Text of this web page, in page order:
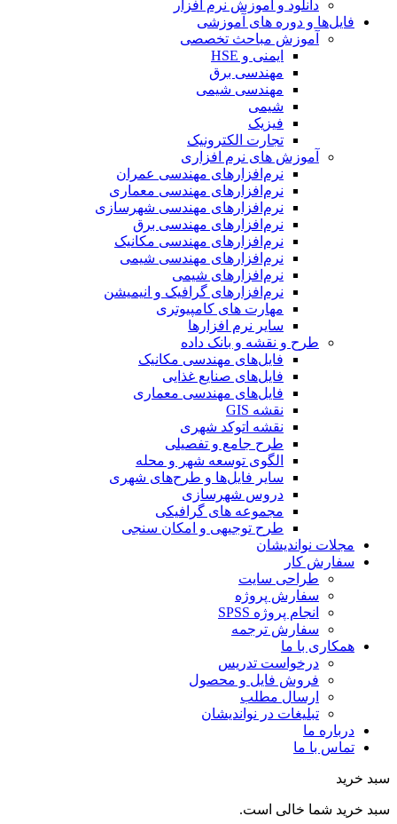
دانلود و آموزش نرم افزار
فایل‌ها و دوره های آموزشی
آموزش مباحث تخصصی
ایمنی و HSE
مهندسی برق
مهندسی شیمی
شیمی
فیزیک
تجارت الکترونیک
آموزش های نرم افزاری
نرم‌افزارهای مهندسی عمران
نرم‌افزارهای مهندسی معماری
نرم‌افزارهای مهندسی شهرسازی
نرم‌افزارهای مهندسی برق
نرم‌افزارهای مهندسی مکانیک
نرم‌افزارهای مهندسی شیمی
نرم‌افزارهای شیمی
نرم‌افزارهای گرافیک و انیمیشن
مهارت های کامپیوتری
سایر نرم افزارها
طرح و نقشه و بانک داده
فایل‌های مهندسی مکانیک
فایل‌های صنایع غذایی
فایل‌های مهندسی معماری
نقشه GIS
نقشه اتوکد شهری
طرح جامع و تفصیلی
الگوی توسعه شهر و محله
سایر فایل‌ها و طرح‌های شهری
دروس شهرسازی
مجموعه های گرافیکی
طرح توجیهی و امکان سنجی
مجلات نواندیشان
سفارش کار
طراحی سایت
سفارش پروژه
انجام پروژه SPSS
سفارش ترجمه
همکاری با ما
درخواست تدریس
فروش فایل و محصول
ارسال مطلب
تبلیغات در نواندیشان
درباره ما
تماس با ما
خرید شما خالی است.